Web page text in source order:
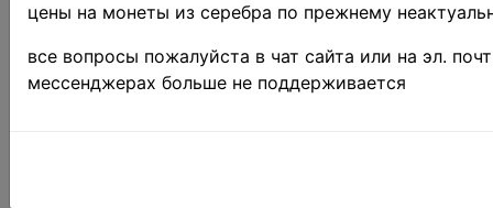
Stamps
»
USSR-
RSFSR
цены на монеты из серебра по прежнему
все вопросы пожалуйста в чат сайта или на эл.
мессенджерах больше не поддерживается